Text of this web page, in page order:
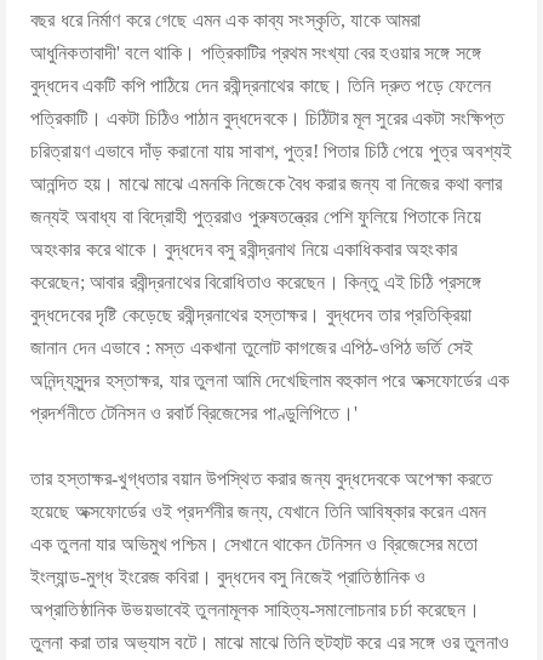
বছর ধরে নির্মাণ করে গেছে এমন এক কাব্য সংস্কৃতি, যাকে আমরা
আধুনিকতাবাদী' বলে থাকি। পত্রিকাটির প্রথম সংখ্যা বের হওয়ার সঙ্গে সঙ্গে
বুদ্ধদেব একটি কপি পাঠিয়ে দেন রবীন্দ্রনাথের কাছে। তিনি দ্রুত পড়ে ফেলেন
পত্রিকাটি। একটা চিঠিও পাঠান বুদ্ধদেবকে। চিঠিটার মূল সুরের একটা সংক্ষিপ্ত
চরিত্রায়ণ এভাবে দাঁড় করানো যায় সাবাশ, পুত্র! পিতার চিঠি পেয়ে পুত্র অবশ্যই
আনন্দিত হয়। মাঝে মাঝে এমনকি নিজেকে বৈধ করার জন্য বা নিজের কথা বলার
জন্যই অবাধ্য বা বিদ্রোহী পুত্ররাও পুরুষতন্ত্রের পেশি ফুলিয়ে পিতাকে নিয়ে
অহংকার করে থাকে। বুদ্ধদেব বসু রবীন্দ্রনাথ নিয়ে একাধিকবার অহংকার
করেছেন; আবার রবীন্দ্রনাথের বিরোধিতাও করেছেন। কিন্তু এই চিঠি প্রসঙ্গে
বুদ্ধদেবের দৃষ্টি কেড়েছে রবীন্দ্রনাথের হস্তাক্ষর। বুদ্ধদেব তার প্রতিক্রিয়া
জানান দেন এভাবে : মস্ত একখানা তুলোট কাগজের এপিঠ-ওপিঠ ভর্তি সেই
অনিন্দ্যসুন্দর হস্তাক্ষর, যার তুলনা আমি দেখেছিলাম বহুকাল পরে অক্সফোর্ডের এক
প্রদর্শনীতে টেনিসন ও রবার্ট ব্রিজেসের পাণ্ডুলিপিতে।'
তার হস্তাক্ষর-খুগ্ধতার বয়ান উপস্থিত করার জন্য বুদ্ধদেবকে অপেক্ষা করতে
হয়েছে অক্সফোর্ডের ওই প্রদর্শনীর জন্য, যেখানে তিনি আবিষ্কার করেন এমন
এক তুলনা যার অভিমুখ পশ্চিম। সেখানে থাকেন টেনিসন ও ব্রিজেসের মতো
ইংল্যান্ড-মুগ্ধ ইংরেজ কবিরা। বুদ্ধদেব বসু নিজেই প্রাতিষ্ঠানিক ও
অপ্রাতিষ্ঠানিক উভয়ভাবেই তুলনামূলক সাহিত্য-সমালোচনার চর্চা করেছেন।
তুলনা করা তার অভ্যাস বটে। মাঝে মাঝে তিনি হুটহাট করে এর সঙ্গে ওর তুলনাও